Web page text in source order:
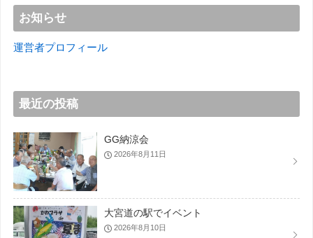
お知らせ
運営者プロフィール
最近の投稿
GG納涼会
2026年8月11日
大宮道の駅でイベント
2026年8月10日